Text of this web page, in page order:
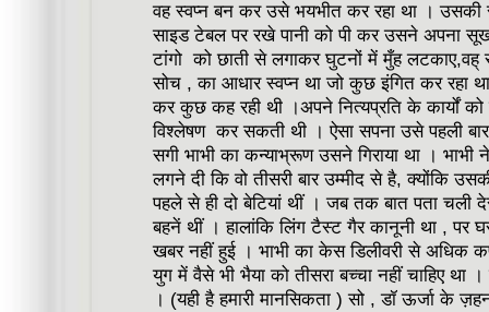
वह स्वप्न बन कर उसे भयभीत कर रहा था । उसकी
साइड टेबल पर रखे पानी को पी कर उसने अपना
टांगो को छाती से लगाकर घुटनों में मुँह
सोच , का आधार स्वप्न था जो कुछ इंगित कर रहा
कर कुछ कह रही थी ।अपने नित्यप्रति के कार्यों
विश्लेषण कर सकती थी । ऐसा सपना उसे पहली
सगी भाभी का कन्याभ्रूण उसने गिराया था । भाभी
लगने दी कि वो तीसरी बार उम्मीद से है, क्योंकि
पहले से ही दो बेटियां थीं । जब तक बात पता चली
बहनें थीं । हालांकि लिंग टैस्ट गैर कानूनी था , पर
खबर नहीं हुई । भाभी का केस डिलीवरी से अधिक
युग में वैसे भी भैया को तीसरा बच्चा नहीं चाहिए था
। (यही है हमारी मानसिकता ) सो , डॉ ऊर्जा के